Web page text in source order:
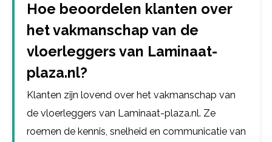
Hoe beoordelen klanten over
het vakmanschap van de
vloerleggers van Laminaat-
plaza.nl?
Klanten zijn lovend over het vakmanschap van
de vloerleggers van Laminaat-plaza.nl. Ze
roemen de kennis, snelheid en communicatie van